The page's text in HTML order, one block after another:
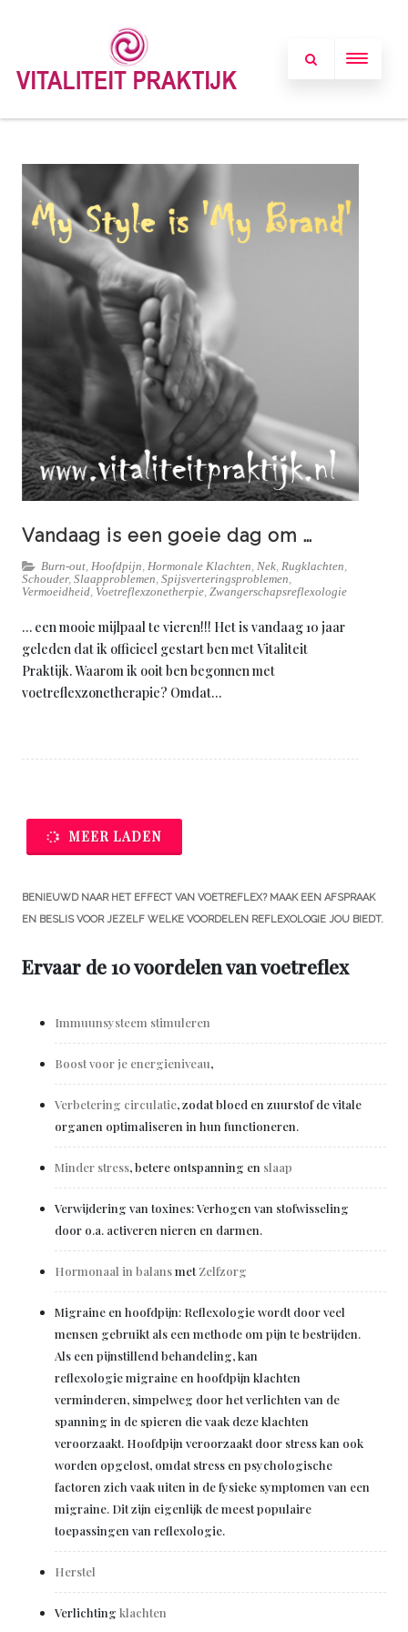
Vandaag is een goeie dag om …
Burn-out, Hoofdpijn, Hormonale Klachten, Nek, Rugklachten,
Schouder, Slaapproblemen, Spijsverteringsproblemen,
Vermoeidheid, Voetreflexzonetherpie, Zwangerschapsreflexologie
… een mooie mijlpaal te vieren!!! Het is vandaag 10 jaar
geleden dat ik officieel gestart ben met Vitaliteit
Praktijk. Waarom ik ooit ben begonnen met
voetreflexzonetherapie? Omdat…
MEER LADEN
BENIEUWD NAAR HET EFFECT VAN VOETREFLEX? MAAK EEN AFSPRAAK
EN BESLIS VOOR JEZELF WELKE VOORDELEN REFLEXOLOGIE JOU BIEDT.
Ervaar de 10 voordelen van voetreflex
Immuunsysteem stimuleren
Boost voor je energieniveau,
Verbetering circulatie, zodat bloed en zuurstof de vitale
organen optimaliseren in hun functioneren.
Minder stress, betere ontspanning en slaap
Verwijdering van toxines: Verhogen van stofwisseling
door o.a. activeren nieren en darmen.
Hormonaal in balansmetZelfzorg
Migraine en hoofdpijn: Reflexologie wordt door veel
mensen gebruikt als een methode om pijn te bestrijden.
Als een pijnstillend behandeling, kan
reflexologie migraine en hoofdpijn klachten
verminderen, simpelweg door het verlichten van de
spanning in de spieren die vaak deze klachten
veroorzaakt. Hoofdpijn veroorzaakt door stress kan ook
worden opgelost, omdat stress en psychologische
factoren zich vaak uiten in de fysieke symptomen van een
migraine. Dit zijn eigenlijk de meest populaire
toepassingen van reflexologie.
Herstel
Verlichting klachten